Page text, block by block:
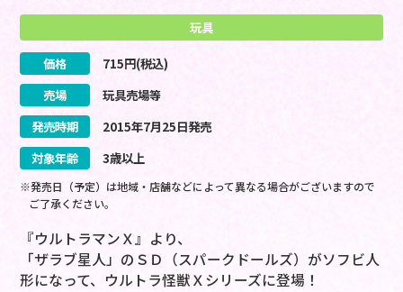
玩具
価格 715円(税込)
売場
玩具売場等
発売時期
2015年7月25日発売
対象年齢
3歳以上
※発売日（予定）は地域・店舗などによって異なる場合がございますので
ご了承ください。
『ウルトラマンＸ』より、
「ザラブ星人」のＳＤ（スパークドールズ）がソフビ人
形になって、ウルトラ怪獣Ｘシリーズに登場！